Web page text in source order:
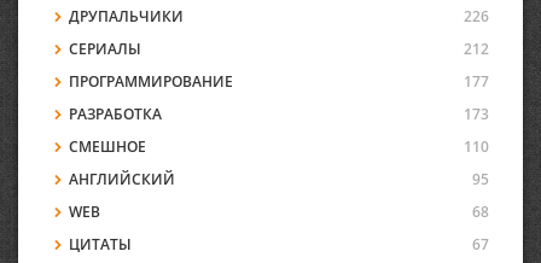
ДРУПАЛЬЧИКИ
226
СЕРИАЛЫ
212
ПРОГРАММИРОВАНИЕ
177
РАЗРАБОТКА
173
СМЕШНОЕ
110
АНГЛИЙСКИЙ
95
WEB
68
ЦИТАТЫ
67